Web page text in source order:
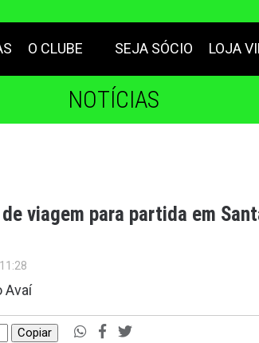
O CLUBE SEJA SÓCIO LOJA
NOTÍCIAS
viagem para partida em
Avaí
Copiar